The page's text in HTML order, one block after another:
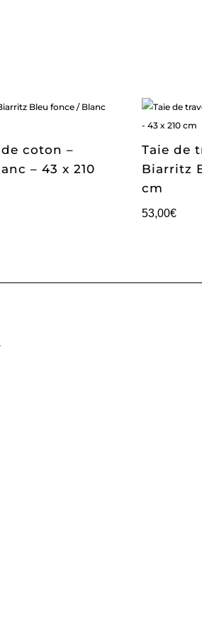
coton –
– 43 x 210
Taie de
Biarritz
cm
53,00€